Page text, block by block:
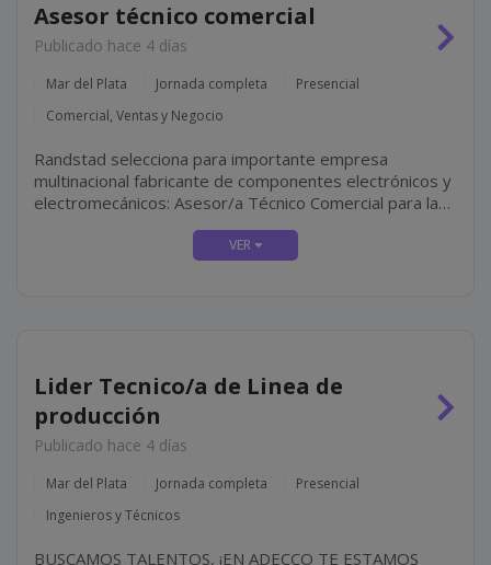
Asesor técnico comercial
Publicado hace 4 días
Mar del Plata Jornada completa
Presencial
Comercial, Ventas y Negocio
Randstad selecciona para importante empresa
multinacional fabricante de componentes electrónicos y
electromecánicos: Asesor/a Técnico Comercial para la
profesionales con perfil técnico-comercial, motivados...
Lider Tecnico/a de Linea de
producción
Publicado hace 4 días
Mar del Plata Jornada completa
Presencial
Ingenieros y Técnicos
BUSCAMOS TALENTOS, ¡EN ADECCO TE ESTAMOS